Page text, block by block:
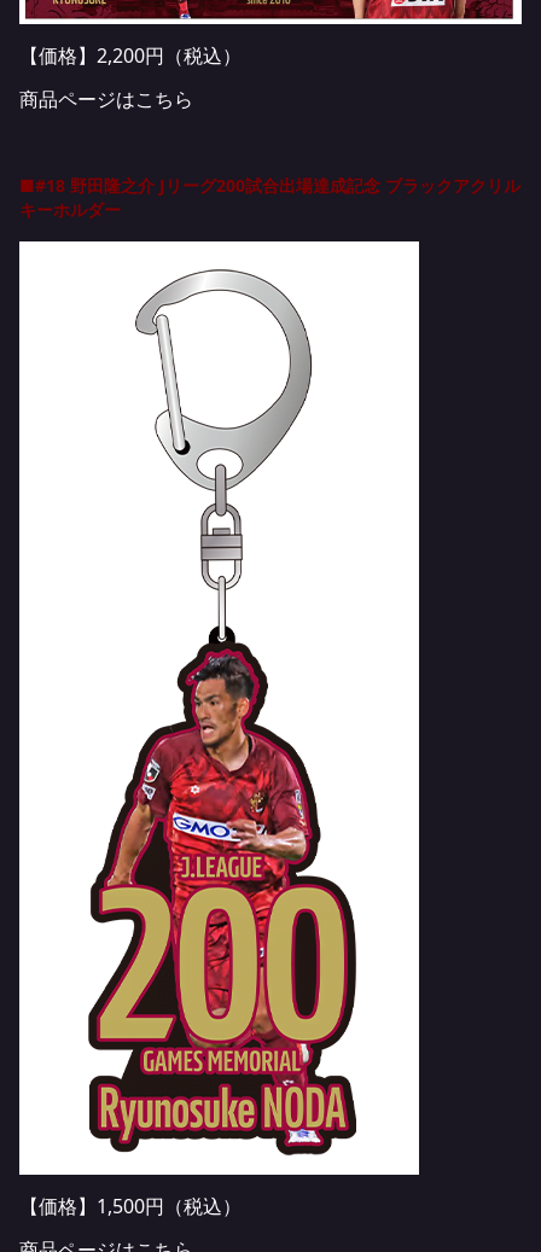
【価格】2,200円（税込）
商品ページはこちら
■#18 野田隆之介 Jリーグ200試合出場達成記念 ブラックアクリル
キーホルダー
【価格】1,500円（税込）